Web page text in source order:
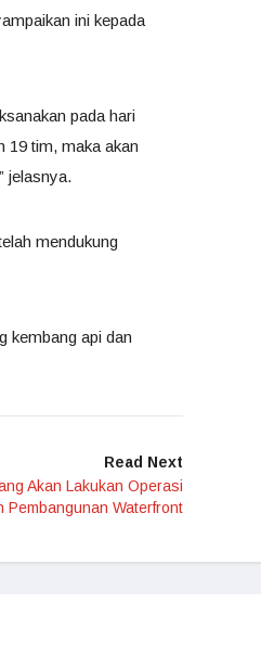
ini kepada
pada hari
19 tim, maka akan
jelasnya.
mendukung
kembang api dan
Read Next
Akan Lakukan Operasi
Pembangunan Waterfront